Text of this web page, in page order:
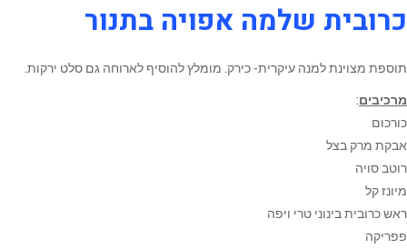
כרובית שלמה אפויה בתנור
תוספת מצוינת למנה עיקרית- כירק. מומלץ להוסיף לארוחה גם סלט ירקות.
מרכיבים:
כורכום
אבקת מרק בצל
רוטב סויה
מיונז קל
ראש כרובית בינוני טרי ויפה
פפריקה